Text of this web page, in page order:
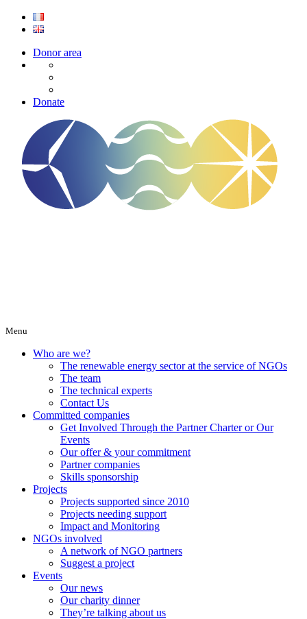
Donor area
Donate
Menu
Who are we?
The renewable energy sector at the service of NGOs
The team
The technical experts
Contact Us
Committed companies
Get Involved Through the Partner Charter or Our
Events
Our offer & your commitment
Partner companies
Skills sponsorship
Projects
Projects supported since 2010
Projects needing support
Impact and Monitoring
NGOs involved
A network of NGO partners
Suggest a project
Events
Our news
Our charity dinner
They’re talking about us